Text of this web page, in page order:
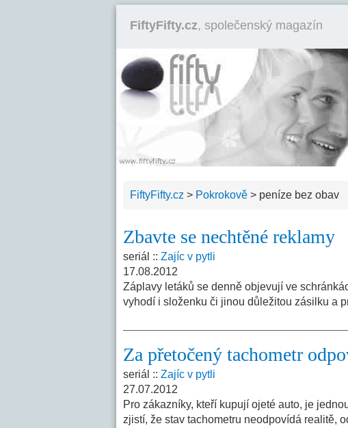
FiftyFifty.cz, společenský magazín
FiftyFifty.cz > Pokrokově > peníze bez obav
Zbavte se nechtěné reklamy
seriál :: Zajíc v pytli
17.08.2012
Záplavy letáků se denně objevují ve
vyhodí i složenku či jinou důležitou zásilku a
Za přetočený tachometr
seriál :: Zajíc v pytli
27.07.2012
Pro zákazníky, kteří kupují ojeté auto, je
zjistí, že stav tachometru neodpovídá realitě,